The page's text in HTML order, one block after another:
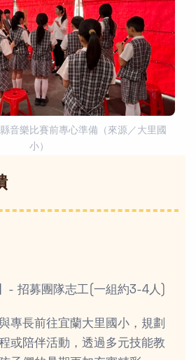
音樂比賽前專心準備（來源／大里國
小）
- 招募團隊志工(一組約3-4人)
專長前往宜蘭大里國小，規劃
或陪伴活動，透過多元技能教